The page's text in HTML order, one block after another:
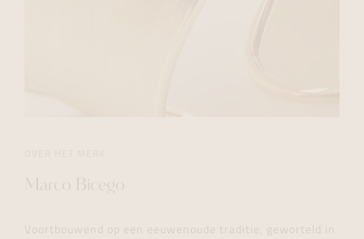
Marco Bicego
Voortbouwend op een eeuwenoude traditie, geworteld in